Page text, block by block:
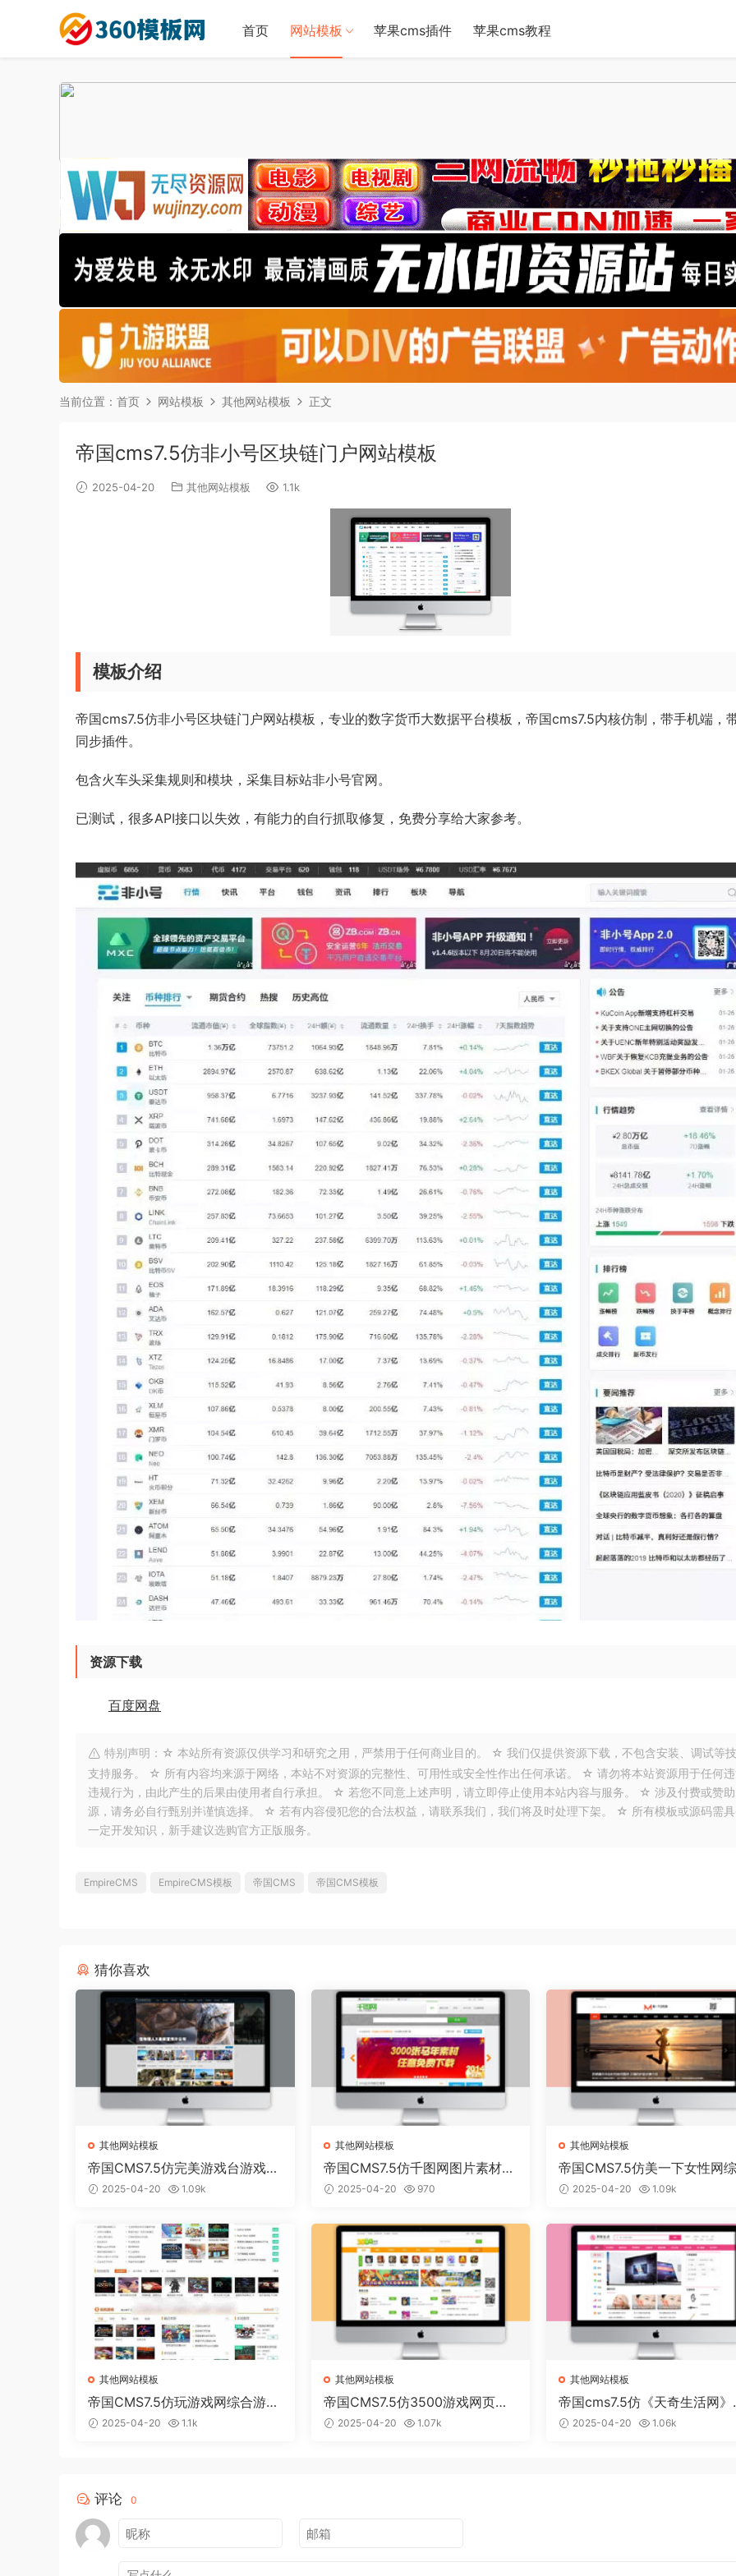
首页 网站模板 苹果cms插件 苹果cms教程
当前位置： 首页 网站模板 其他网站模板 正文
帝国cms7.5仿非小号区块链门户网站模板
2025-04-20 其他网站模板 1.1k
模板介绍
帝国cms7.5仿非小号区块链门户网站模板，专业的数字货币大数据平台模板，帝国cms7.5内核仿制，带手机端，
同步插件。
包含火车头采集规则和模块，采集目标站非小号官网。
已测试，很多API接口以失效，有能力的自行抓取修复，免费分享给大家参考。
资源下载
百度网盘
特别声明：☆ 本站所有资源仅供学习和研究之用，严禁用于任何商业目的。 ☆ 我们仅提供资源下载，不包含安装、调试等
支持服务。 ☆ 所有内容均来源于网络，本站不对资源的完整性、可用性或安全性作出任何承诺。 ☆ 请勿将本站资源用于任何
违规行为，由此产生的后果由使用者自行承担。 ☆ 若您不同意上述声明，请立即停止使用本站内容与服务。 ☆ 涉及付费或赞
源，请务必自行甄别并谨慎选择。 ☆ 若有内容侵犯您的合法权益，请联系我们，我们将及时处理下架。 ☆ 所有模板或源码需
一定开发知识，新手建议选购官方正版服务。
EmpireCMS EmpireCMS模板 帝国CMS 帝国CMS模板
猜你喜欢
其他网站模板
帝国CMS7.5仿完美游戏台游戏视
频网站模板
2025-04-20 1.09k
其他网站模板
帝国CMS7.5仿千图网图片素材下
载模板升级版
2025-04-20 970
其他网站模板
帝国CMS7.5仿美一下女性网
资讯门户网站模板
2025-04-20 1.09k
其他网站模板
帝国CMS7.5仿玩游戏网综合游戏
门户网站模板下载
2025-04-20 1.1k
其他网站模板
帝国CMS7.5仿3500游戏网页游
戏网站模板
2025-04-20 1.07k
其他网站模板
帝国cms7.5仿《天奇生活网》
活常识门户网站模板
2025-04-20 1.06k
评论 0